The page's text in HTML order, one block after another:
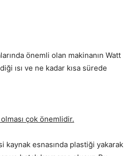
önemli olan makinanın Watt
ısı ve ne kadar kısa sürede
olması çok önemlidir.
kaynak esnasında plastiği yakarak